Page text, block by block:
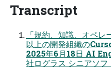
Transcript
「規約、知識、オペ
以上の開発組織の
2025年6⽉18⽇ AI
社ログラス シニアソ